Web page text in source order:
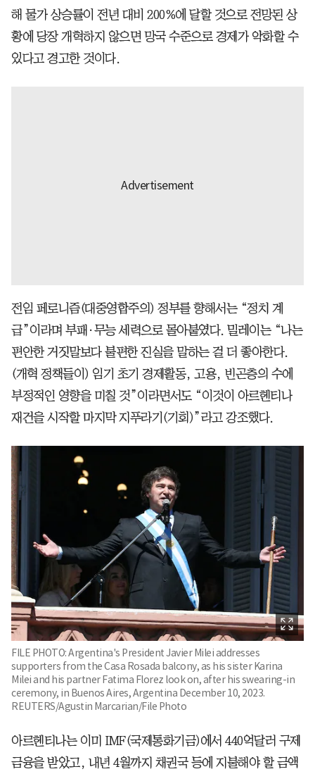
해 물가 상승률이 전년 대비 200%에 달할 것으로 전망된 상
황에 당장 개혁하지 않으면 망국 수준으로 경제가 악화할 수
있다고 경고한 것이다.
전임 페로니즘(대중영합주의) 정부를 향해서는 “정치 계
급”이라며 부패·무능 세력으로 몰아붙였다. 밀레이는 “나는
편안한 거짓말보다 불편한 진실을 말하는 걸 더 좋아한다.
(개혁 정책들이) 임기 초기 경제활동, 고용, 빈곤층의 수에
부정적인 영향을 미칠 것”이라면서도 “이것이 아르헨티나
재건을 시작할 마지막 지푸라기(기회)”라고 강조했다.
FILE PHOTO: Argentina's President Javier Milei addresses
supporters from the Casa Rosada balcony, as his sister Karina
Milei and his partner Fatima Florez look on, after his swearing-in
ceremony, in Buenos Aires, Argentina December 10, 2023.
REUTERS/Agustin Marcarian/File Photo
아르헨티나는 이미 IMF(국제통화기금)에서 440억달러 구제
금융을 받았고, 내년 4월까지 채권국 등에 지불해야 할 금액